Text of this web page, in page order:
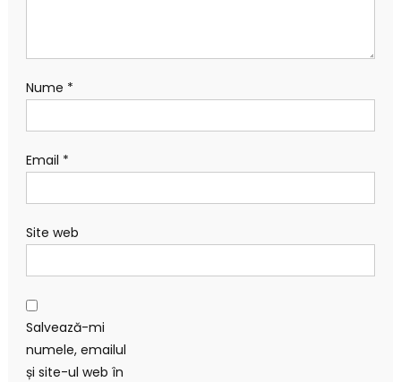
Nume *
Email *
Site web
Salvează-mi
numele, emailul
și site-ul web în